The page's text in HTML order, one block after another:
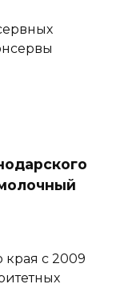
края с 2009